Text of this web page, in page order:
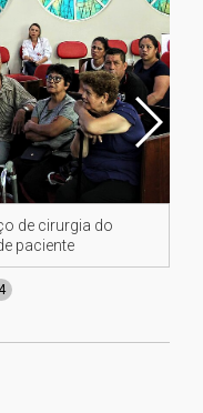
de cirurgia do
paciente
4